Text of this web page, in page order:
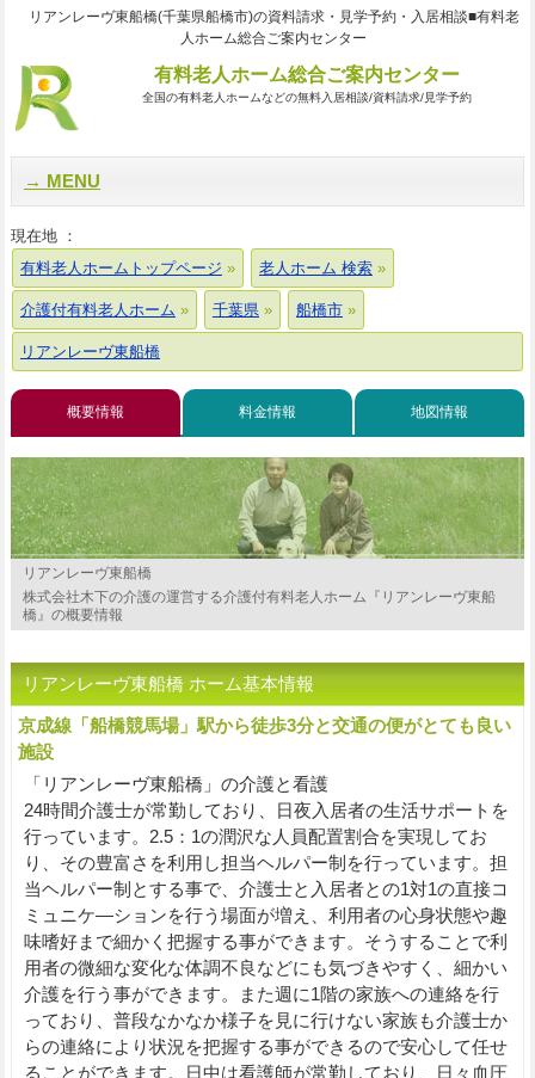
リアンレーヴ東船橋(千葉県船橋市)の資料請求・見学予約・入居相談■有料老
人ホーム総合ご案内センター
有料老人ホーム総合ご案内センター
全国の有料老人ホームなどの無料入居相談/資料請求/見学予約
MENU
現在地 ：
有料老人ホームトップページ
老人ホーム 検索
介護付有料老人ホーム 千葉県 船橋市
リアンレーヴ東船橋
概要情報 料金情報 地図情報
リアンレーヴ東船橋
株式会社木下の介護の運営する介護付有料老人ホーム『リアンレーヴ東船
橋』の概要情報
リアンレーヴ東船橋 ホーム基本情報
京成線「船橋競馬場」駅から徒歩3分と交通の便がとても良い
施設
「リアンレーヴ東船橋」の介護と看護
24時間介護士が常勤しており、日夜入居者の生活サポートを
行っています。2.5：1の潤沢な人員配置割合を実現してお
り、その豊富さを利用し担当ヘルパー制を行っています。担
当ヘルパー制とする事で、介護士と入居者との1対1の直接コ
ミュニケ―ションを行う場面が増え、利用者の心身状態や趣
味嗜好まで細かく把握する事ができます。そうすることで利
用者の微細な変化な体調不良などにも気づきやすく、細かい
介護を行う事ができます。また週に1階の家族への連絡を行
っており、普段なかなか様子を見に行けない家族も介護士か
らの連絡により状況を把握する事ができるので安心して任せ
ることができます。日中は看護師が常勤しており、日々血圧